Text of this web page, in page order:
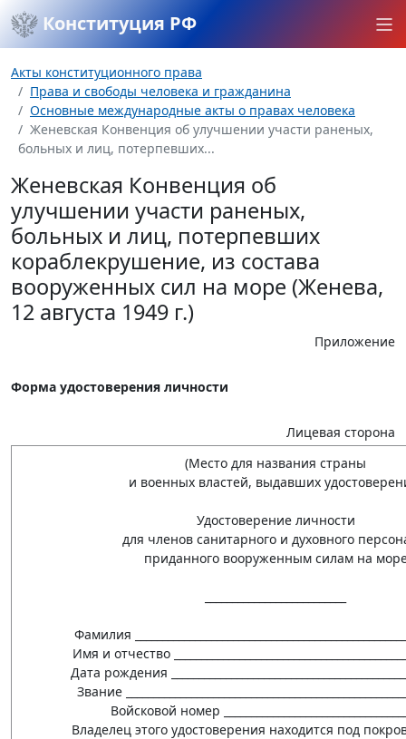
Конституция РФ
Акты конституционного права
Права и свободы человека и гражданина
Основные международные акты о правах человека
Женевская Конвенция об улучшении участи раненых,
больных и лиц, потерпевших...
Женевская Конвенция об
улучшении участи раненых,
больных и лиц, потерпевших
кораблекрушение, из состава
вооруженных сил на море (Женева,
12 августа 1949 г.)
Приложение
Форма удостоверения личности
Лицевая сторона
(Место для названия страны
и военных властей, выдавших
Удостоверение личности
для членов санитарного и духовного
приданного вооруженным силам на
Фамилия
Имя и отчество
Дата рождения
Звание
Войсковой номер
Владелец этого удостоверения находится под